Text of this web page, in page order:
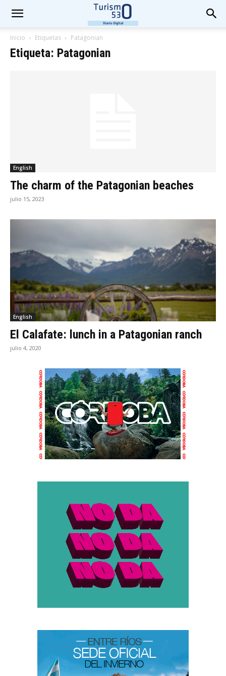
Inicio Etiquetas Patagonian
Etiqueta: Patagonian
English
The charm of the Patagonian beaches
julio 15, 2023
English
El Calafate: lunch in a Patagonian ranch
julio 4, 2020